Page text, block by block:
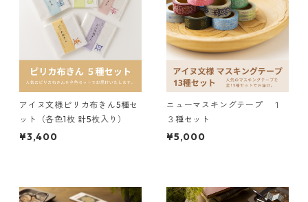
アイヌ文様ピリカ布きん5種セ
ット（各色1枚 計5枚入り）
¥3,400
ニューマスキングテープ １
３種セット
¥5,000